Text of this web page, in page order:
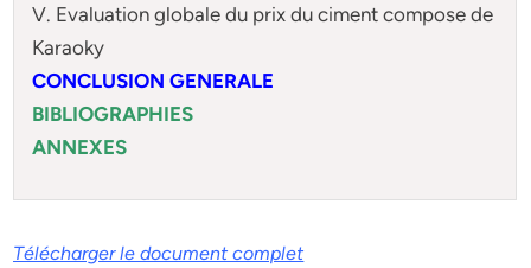
V. Evaluation globale du prix du ciment compose de
Karaoky
CONCLUSION GENERALE
BIBLIOGRAPHIES
ANNEXES
Télécharger le document complet